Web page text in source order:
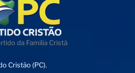
da Familia Cristã
Cristão (PC).